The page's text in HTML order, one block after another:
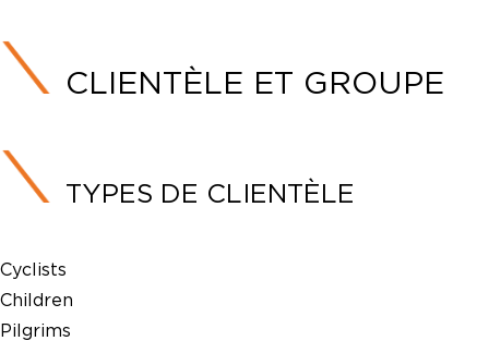
CLIENTÈLE ET GROUPE
TYPES DE CLIENTÈLE
Cyclists
Children
Pilgrims